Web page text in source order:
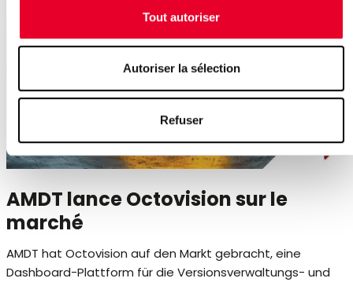
Tout autoriser
Autoriser la sélection
Refuser
AMDT lance Octovision sur le
marché
AMDT hat Octovision auf den Markt gebracht, eine
Dashboard-Plattform für die Versionsverwaltungs- und